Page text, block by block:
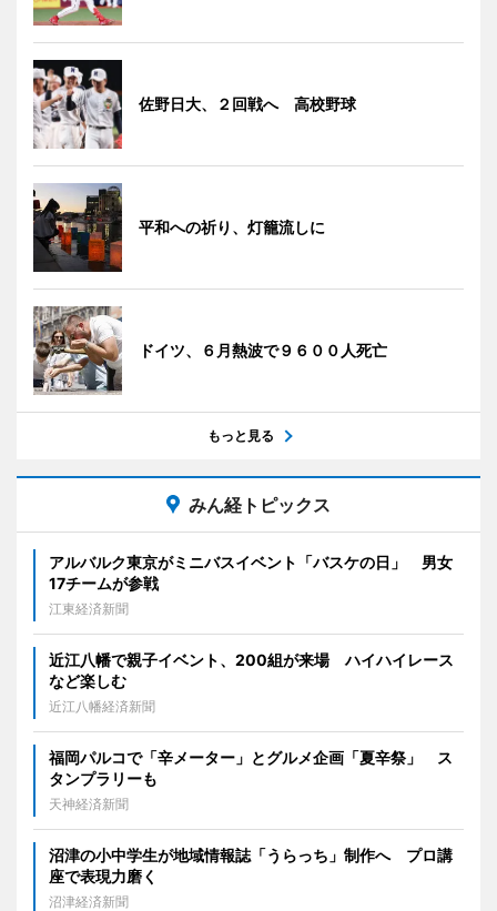
佐野日大、２回戦へ 高校野球
平和への祈り、灯籠流しに
ドイツ、６月熱波で９６００人死亡
もっと見る
みん経トピックス
アルバルク東京がミニバスイベント「バスケの日」 男女
17チームが参戦
江東経済新聞
近江八幡で親子イベント、200組が来場 ハイハイレース
など楽しむ
近江八幡経済新聞
福岡パルコで「辛メーター」とグルメ企画「夏辛祭」 ス
タンプラリーも
天神経済新聞
沼津の小中学生が地域情報誌「うらっち」制作へ プロ講
座で表現力磨く
沼津経済新聞